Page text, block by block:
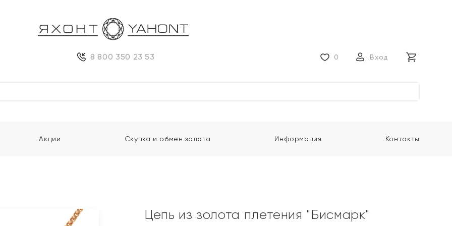
8 800 350 23 53 0 Вход
Акции Скупка и обмен золота Информация Контакты
Цепь из золота плетения "Бисмарк"